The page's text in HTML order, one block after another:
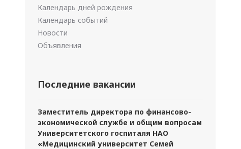
Календарь дней рождения
Календарь событий
Новости
Объявления
Последние вакансии
Заместитель директора по финансово-
экономической службе и общим вопросам
Университетского госпиталя НАО
«Медицинский университет Семей